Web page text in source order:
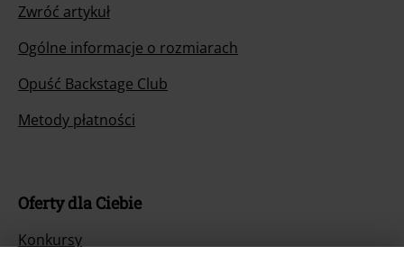
Zwróć artykuł
Ogólne informacje o rozmiarach
Opuść Backstage Club
Metody płatności
Oferty dla Ciebie
Konkursy